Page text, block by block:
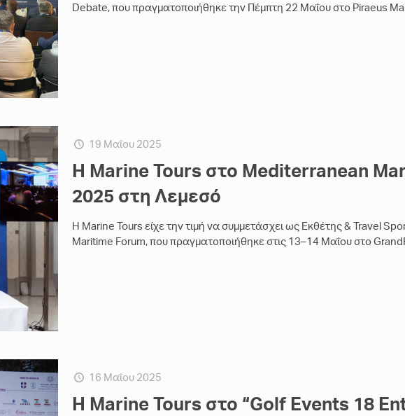
Debate, που πραγματοποιήθηκε την Πέμπτη 22 Μαΐου στο Piraeus
19 Μαΐου 2025
Η Marine Tours στο Mediterranean
2025 στη Λεμεσό
Η Marine Tours είχε την τιμή να συμμετάσχει ως Εκθέτης & Travel
Maritime Forum, που πραγματοποιήθηκε στις 13–14 Μαΐου στο
16 Μαΐου 2025
Η Marine Tours στο “Golf Events 18